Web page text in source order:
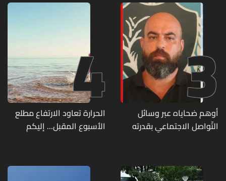
3
أوهم ضحاياه عبر وسائل
التّواصل الاجتماعي بقدرته
وقع ضحيّة أعماله؟
4
الحرارة تعاود الارتفاع مطلع
الأسبوع المقبل... إليكم